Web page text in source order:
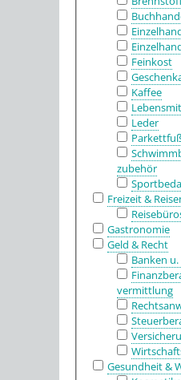
Feinkost
Kaffee
Leder
zubehör
Freizeit &
Gastronomie
Geld & Recht
Banken
vermittlung
Gesundheit &